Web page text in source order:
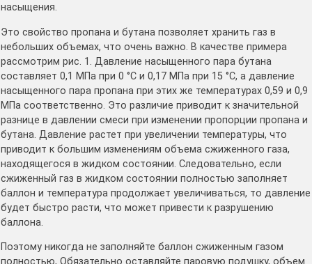
насыщения.
Это свойство пропана и бутана позволяет хранить газ в
небольших объемах, что очень важно. В качестве примера
рассмотрим рис. 1. Давление насыщенного пара бутана
составляет 0,1 МПа при 0 °С и 0,17 МПа при 15 °С, а давление
насыщенного пара пропана при этих же температурах 0,59 и 0,9
МПа соответственно. Это различие приводит к значительной
разнице в давлении смеси при изменении пропорции пропана и
бутана. Давление растет при увеличении температуры, что
приводит к большим изменениям объема сжиженного газа,
находящегося в жидком состоянии. Следовательно, если
сжиженный газ в жидком состоянии полностью заполняет
баллон и температура продолжает увеличиваться, то давление
будет быстро расти, что может привести к разрушению
баллона.
Поэтому никогда не заполняйте баллон сжиженным газом